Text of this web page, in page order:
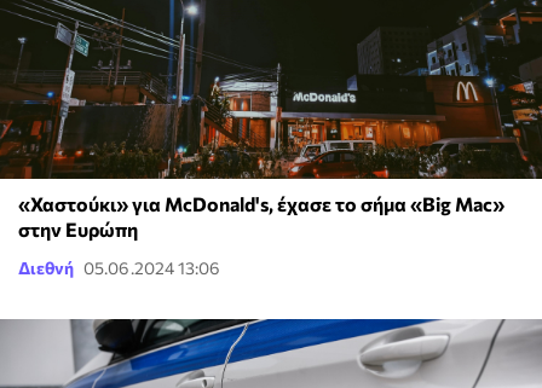
«Χαστούκι» για McDonald's, έχασε το σήμα «Big Mac»
στην Ευρώπη
Διεθνή 05.06.2024 13:06